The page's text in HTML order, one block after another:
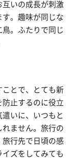
互いの成長が刺激
。趣味が同じな
。ふたりで同じ
ことで、とても新
止するのに役立
いに、いつもと
ません。旅行の
旅行先で日頃の感
ズをしてみても